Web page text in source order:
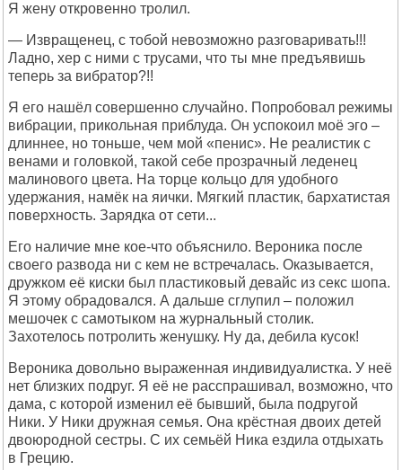
Я жену откровенно тролил.
— Извращенец, с тобой невозможно разговаривать!!!
Ладно, хер с ними с трусами, что ты мне предъявишь
теперь за вибратор?!!
Я его нашёл совершенно случайно. Попробовал режимы
вибрации, прикольная приблуда. Он успокоил моё эго –
длиннее, но тоньше, чем мой «пенис». Не реалистик с
венами и головкой, такой себе прозрачный леденец
малинового цвета. На торце кольцо для удобного
удержания, намёк на яички. Мягкий пластик, бархатистая
поверхность. Зарядка от сети...
Его наличие мне кое-что объяснило. Вероника после
своего развода ни с кем не встречалась. Оказывается,
дружком её киски был пластиковый девайс из секс шопа.
Я этому обрадовался. А дальше сглупил – положил
мешочек с самотыком на журнальный столик.
Захотелось потролить женушку. Ну да, дебила кусок!
Вероника довольно выраженная индивидуалистка. У неё
нет близких подруг. Я её не расспрашивал, возможно, что
дама, с которой изменил её бывший, была подругой
Ники. У Ники дружная семья. Она крёстная двоих детей
двоюродной сестры. С их семьёй Ника ездила отдыхать
в Грецию.